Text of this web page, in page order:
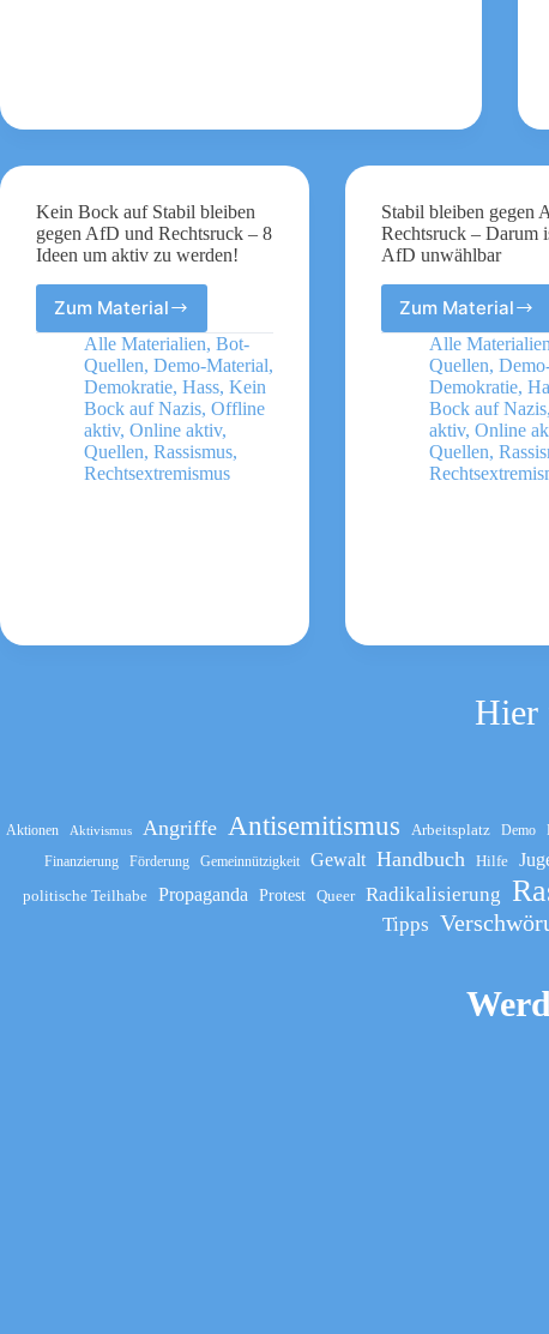
Kein Bock auf Stabil bleiben
gegen AfD und Rechtsruck – 8
Ideen um aktiv zu werden!
Zum Material
Kein
Bock
auf
Stabil
bleiben
gegen
AfD
und
Alle Materialien, Bot-
Quellen, Demo-Material,
Demokratie, Hass, Kein
Bock auf Nazis, Offline
aktiv, Online aktiv,
Quellen, Rassismus,
Rechtsextremismus
Stabil bleiben gegen
Rechtsruck – Darum
AfD unwählbar
Zum Material
Stabil
bleiben
gegen
AfD
und
–
Darum
Alle Materialien
Quellen,
Demokratie,
Bock auf Nazis
aktiv,Online
Quellen,
Hier
Aktionen Aktivismus Angriffe Antisemitismus Arbeitsplatz Demo
Finanzierung Förderung Gemeinnützigkeit Gewalt Handbuch Hilfe
politische Teilhabe Propaganda Protest Queer Radikalisierung
Tipps